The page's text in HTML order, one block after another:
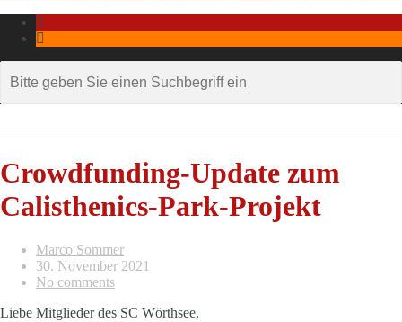
Crowdfunding-Update zum
Calisthenics-Park-Projekt
Marco Sommer
30. November 2021
No comments
Liebe Mitglieder des SC Wörthsee,